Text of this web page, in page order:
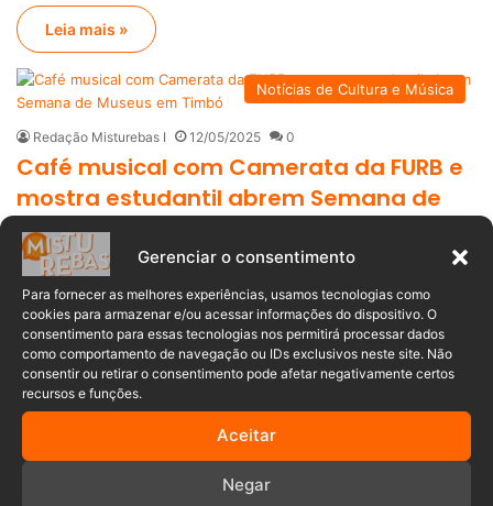
Gerenciar o consentimento
Para fornecer as melhores experiências, usamos tecnologias como
cookies para armazenar e/ou acessar informações do dispositivo. O
consentimento para essas tecnologias nos permitirá processar dados
como comportamento de navegação ou IDs exclusivos neste site. Não
consentir ou retirar o consentimento pode afetar negativamente certos
recursos e funções.
Aceitar
Negar
Leia mais »
Notícias de Cultura e Música
Redação Misturebas I 12/05/2025 0
Café musical com Camerata da FURB e
mostra estudantil abrem Semana de
Museus em Timbó
Timbó participa da 23ª Semana Nacional de Museus com uma
programação especial no Museu da…
Leia mais »
Professores realizam 1° Sarau Gênero e